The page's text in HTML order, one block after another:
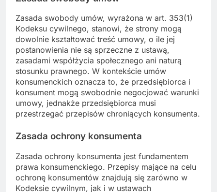
Zasada swobody umów, wyrażona w art. 353(1)
Kodeksu cywilnego, stanowi, że strony mogą
dowolnie kształtować treść umowy, o ile jej
postanowienia nie są sprzeczne z ustawą,
zasadami współżycia społecznego ani naturą
stosunku prawnego. W kontekście umów
konsumenckich oznacza to, że przedsiębiorca i
konsument mogą swobodnie negocjować warunki
umowy, jednakże przedsiębiorca musi
przestrzegać przepisów chroniących konsumenta.
Zasada ochrony konsumenta
Zasada ochrony konsumenta jest fundamentem
prawa konsumenckiego. Przepisy mające na celu
ochronę konsumentów znajdują się zarówno w
Kodeksie cywilnym, jak i w ustawach